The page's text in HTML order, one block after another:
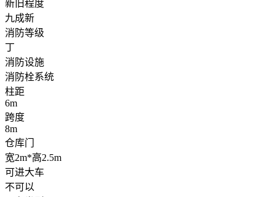
新旧程度
九成新
消防等级
丁
消防设施
消防栓系统
柱距
6m
跨度
8m
仓库门
宽2m*高2.5m
可进大车
不可以